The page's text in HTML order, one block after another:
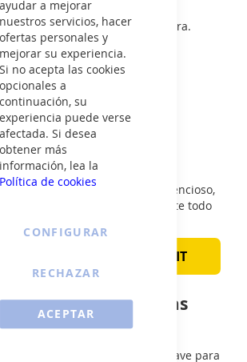
ayudar a mejorar
nuestros servicios, hacer
ofertas personales y
mejorar su experiencia.
Si no acepta las cookies
opcionales a
continuación, su
experiencia puede verse
afectada. Si desea
obtener más
información, lea la
Política de cookies
ACEPTAR
CONFIGURAR
RECHAZAR
que la unidad exterior está fuera.
y discreto en el hogar.
profesional.
periódico.
caro.
un aire acondicionado silencioso,
para un uso frecuente durante todo
aire acondicionado SPLIT
necesitas
cuadrados?
del aire acondicionado es clave para